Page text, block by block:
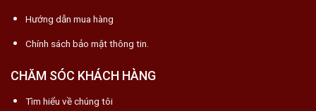
Hướng dẫn mua hàng
Chính sách bảo mật thông tin.
CHĂM SÓC KHÁCH HÀNG
Tìm hiểu về chúng tôi